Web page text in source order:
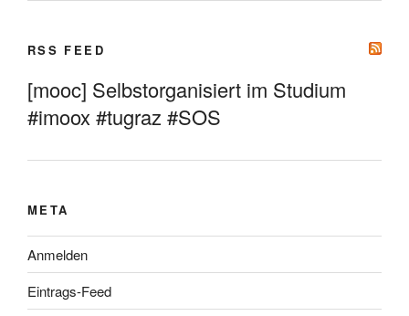
RSS FEED
[mooc] Selbstorganisiert im Studium
#imoox #tugraz #SOS
META
Anmelden
Eintrags-Feed